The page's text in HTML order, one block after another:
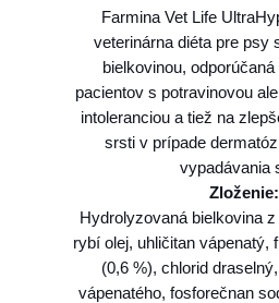
Farmina Vet Life
veterinárna diéta pre psy
bielkovinou,
pacientov s potravinovou
intoleranciou a tiež na
srsti v prípade
vypadávania
Zloženie:
Hydrolyzovaná bielkovina
rybí olej, uhličitan vápenatý,
(0,6 %), chlorid
vápenatého, fosforečnan